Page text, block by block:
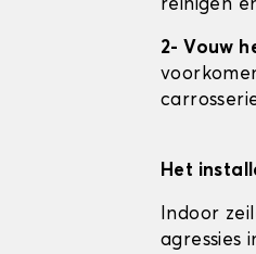
reinigen
2- Vouw
Het
Indoor
agressies